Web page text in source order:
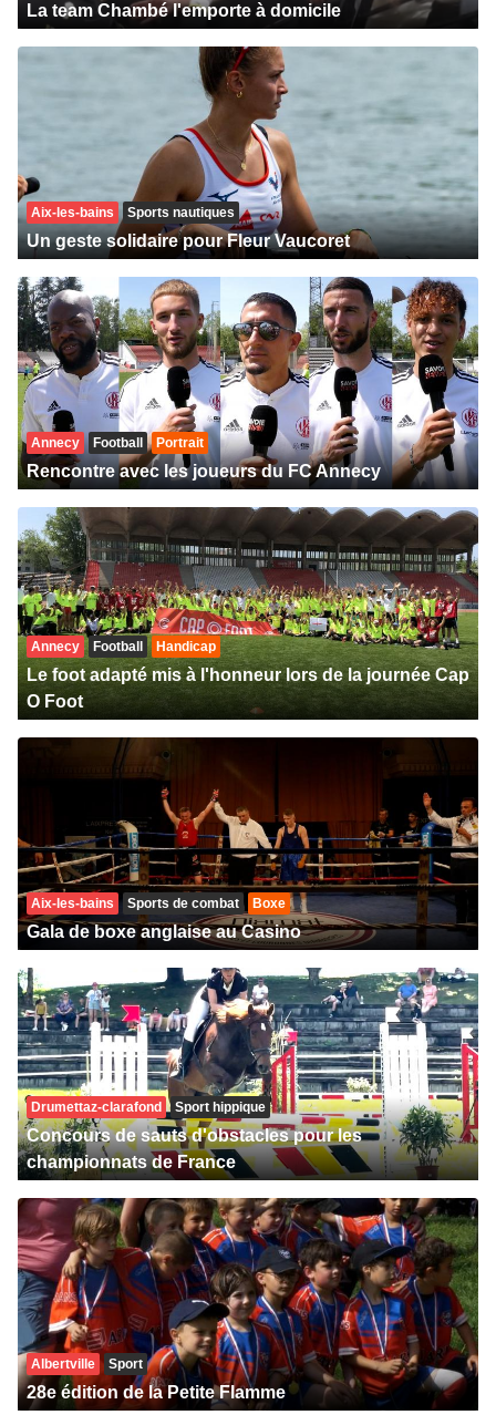
La team Chambé l'emporte à domicile
Aix-les-bains Sports nautiques
Un geste solidaire pour Fleur Vaucoret
Annecy Football Portrait
Rencontre avec les joueurs du FC Annecy
Annecy Football Handicap
Le foot adapté mis à l'honneur lors de la journée Cap
O Foot
Aix-les-bains Sports de combat Boxe
Gala de boxe anglaise au Casino
Drumettaz-clarafond Sport hippique
Concours de sauts d'obstacles pour les
championnats de France
Albertville Sport
28e édition de la Petite Flamme